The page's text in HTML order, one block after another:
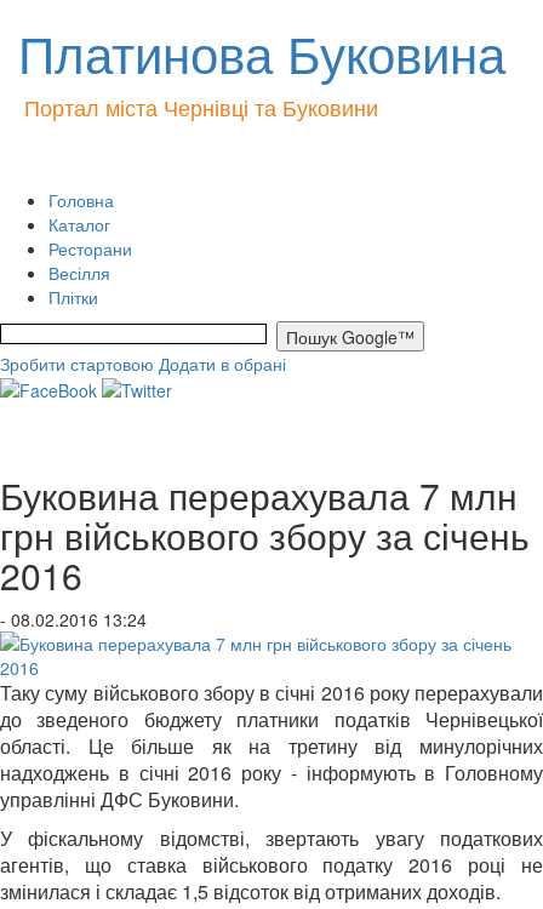
Платинова Буковина
Портал міста Чернівці та Буковини
Головна
Каталог
Ресторани
Весілля
Плітки
Зробити стартовою Додати в обрані
Буковина перерахувала 7 млн
грн військового збору за січень
2016
- 08.02.2016 13:24
Таку суму військового збору в січні 2016 року перерахували
до зведеного бюджету платники податків Чернівецької
області. Це більше як на третину від минулорічних
надходжень в січні 2016 року - інформують в Головному
управлінні ДФС Буковини.
У фіскальному відомстві, звертають увагу податкових
агентів, що ставка військового податку 2016 році не
змінилася і складає 1,5 відсоток від отриманих доходів.